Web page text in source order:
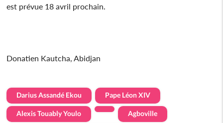
est prévue 18 avril prochain.
Donatien Kautcha, Abidjan
Darius Assandé Ekou Pape Léon XIV
Alexis Touably Youlo Agboville